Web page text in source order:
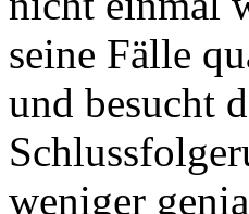
seine Fälle
und besucht
weniger